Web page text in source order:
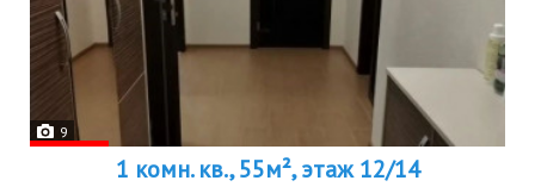
9
1 комн. кв., 55м², этаж 12/14